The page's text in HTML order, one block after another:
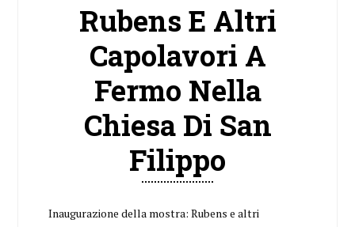
Rubens E Altri
Capolavori A
Fermo Nella
Chiesa Di San
Filippo
Inaugurazione della mostra: Rubens e altri